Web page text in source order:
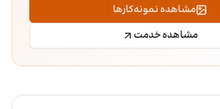
مشاهده نمونه‌کارها
مشاهده خدمت